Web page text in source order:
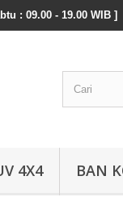
: 09.00 - 19.00 WIB ]
4X4 BAN